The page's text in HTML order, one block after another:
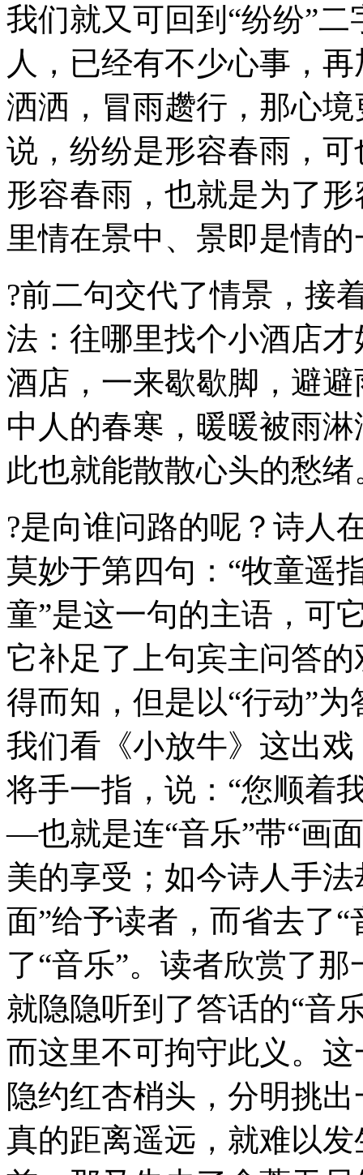
我们就又可回到“纷纷”
人，已经有不少心事，
洒洒，冒雨趱行，那心
说，纷纷是形容春雨，
形容春雨，也就是为了
里情在景中、景即是情
?前二句交代了情景，接
法：往哪里找个小酒店
酒店，一来歇歇脚，避
中人的春寒，暖暖被雨
此也就能散散心头的愁
?是向谁问路的呢？诗人
莫妙于第四句：“牧童遥
童”是这一句的主语，可
它补足了上句宾主问答
得而知，但是以“行动”
我们看《小放牛》这出
将手一指，说：“您顺着
—也就是连“音乐”带“画
美的享受；如今诗人手
面”给予读者，而省去了
了“音乐”。读者欣赏了
就隐隐听到了答话的“音
而这里不可拘守此义。
隐约红杏梢头，分明挑
真的距离遥远，就难以